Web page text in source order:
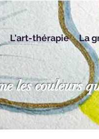
L'art-thérapie La
les couleurs